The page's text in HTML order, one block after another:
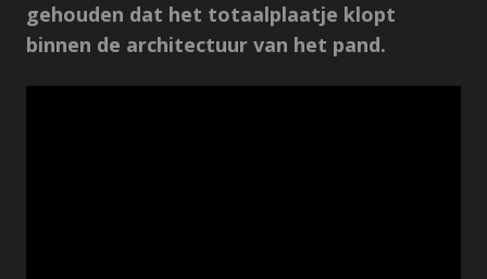
gehouden dat het totaalplaatje klopt
binnen de architectuur van het pand.